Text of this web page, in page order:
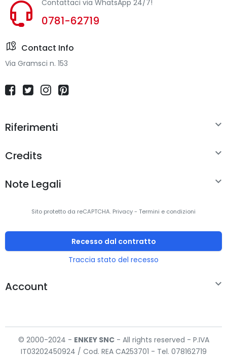
Clic silenzioso
Numero di rotelle
Direzioni di scorrimento
Banda di frequenza
Design ergonomico
Colore del prodotto Oro
Colorazione superficie Monocromatico
Impugnature in gomma Sì
Ergonomia
Funziona su tutte le superfici Sì
Contattaci via WhatsApp 24/7!
0781-62719
Contact Info
Via Gramsci n. 153
Riferimenti 
Credits 
Note Legali 
Sito protetto da reCAPTCHA. Privacy- Termini e condizioni
Recesso dal contratto
Traccia stato del recesso
Account 
© 2000-2024 - ENKEYSNC- All rights reserved - P.IVA
IT03202450924 / Cod. REA CA253701 - Tel. 078162719